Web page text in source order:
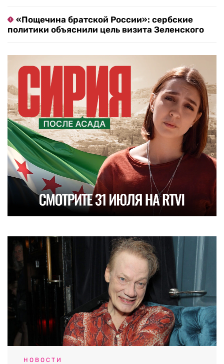
«Пощечина братской России»: сербские
политики объяснили цель визита Зеленского
НОВОСТИ